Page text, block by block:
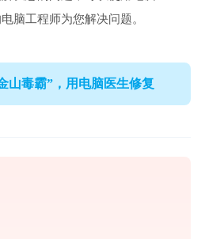
脑工程师为您解决问题。
山毒霸”，用电脑医生修复